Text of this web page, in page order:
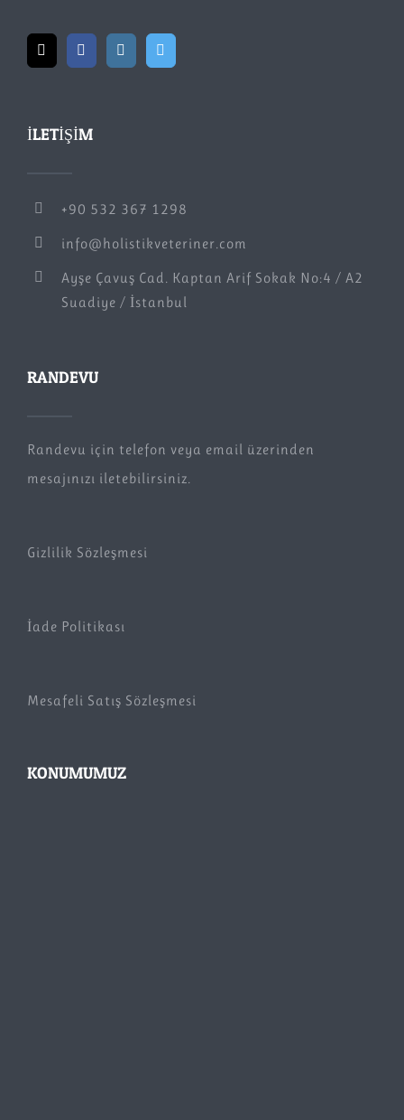
İLETIŞIM
+90 532 367 1298
info@holistikveteriner.com
Ayşe Çavuş Cad. Kaptan Arif Sokak No:4 / A2
Suadiye / İstanbul
RANDEVU
Randevu için telefon veya email üzerinden
mesajınızı iletebilirsiniz.
Gizlilik Sözleşmesi
İade Politikası
Mesafeli Satış Sözleşmesi
KONUMUMUZ